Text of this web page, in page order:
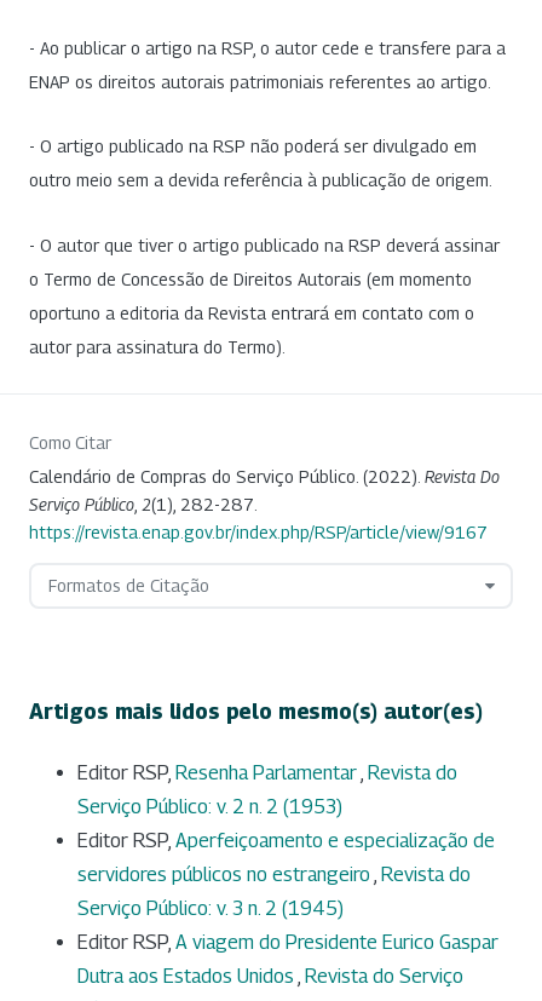
- Ao publicar o artigo na RSP, o autor cede e transfere para a
ENAP os direitos autorais patrimoniais referentes ao artigo.
- O artigo publicado na RSP não poderá ser divulgado em
outro meio sem a devida referência à publicação de origem.
- O autor que tiver o artigo publicado na RSP deverá assinar
o Termo de Concessão de Direitos Autorais (em momento
oportuno a editoria da Revista entrará em contato com o
autor para assinatura do Termo).
Como Citar
Calendário de Compras do Serviço Público. (2022). Revista Do
Serviço Público 2(1), 282-287.
https://revista.enap.gov.br/index.php/RSP/article/view/9167
Formatos de Citação
Artigos mais lidos pelo mesmo(s) autor(es)
Editor RSP, Resenha Parlamentar, Revista do
Serviço Público: v. 2 n. 2 (1953)
Editor RSP, Aperfeiçoamento e especialização de
servidores públicos no estrangeiro , Revista do
Serviço Público: v. 3 n. 2 (1945)
Editor RSP, A viagem do Presidente Eurico Gaspar
Dutra aos Estados Unidos , Revista do Serviço